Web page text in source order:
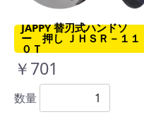
JAPPY 替刃式ハンドソ
ー 押し ＪＨＳＲ－１１
０Ｔ
￥701
数量